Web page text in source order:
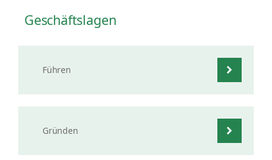
Geschäftslagen
Führen
Gründen